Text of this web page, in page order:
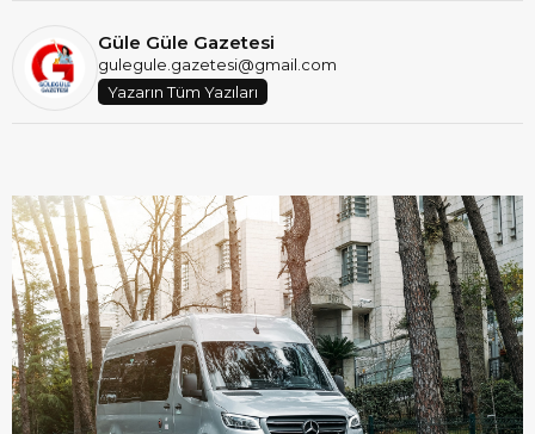
Güle Güle Gazetesi
gulegule.gazetesi@gmail.com
Yazarın Tüm Yazıları